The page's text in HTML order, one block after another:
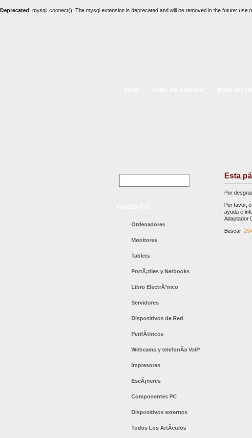
Deprecated: mysql_connect(): The mysql extension is deprecated and will be removed in the future: use
Ordenadores
Monitores
Tablets
PortÃ¡tiles y Netbooks
Libro ElectrÃ³nico
Servidores
Dispositivos de Red
PerifÃ©ricos
Webcams y telefonÃ­a VoIP
Impresoras
EscÃ¡neres
Componentes PC
Dispositivos externos
Todos Los ArtÃ­culos
Esta
Por
Por favor,
ayuda e
Adaptador
Buscar: